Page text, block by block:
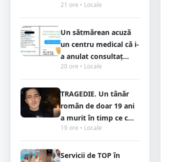
21 ore • Locale
Un sătmărean acuză
un centru medical că i-
a anulat consultaț...
20 ore • Locale
TRAGEDIE. Un tânăr
român de doar 19 ani
a murit în timp ce c...
19 ore • Locale
Servicii de TOP în